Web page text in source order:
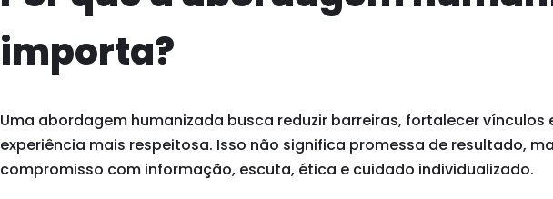
importa?
Uma abordagem humanizada busca reduzir barreiras, fortalecer vínculos
experiência mais respeitosa. Isso não significa promessa de resultado,
compromisso com informação, escuta, ética e cuidado individualizado.